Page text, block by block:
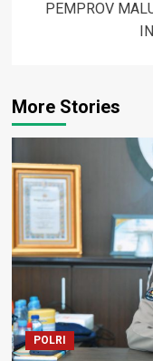
PEMPROV
More Stories
POLRI